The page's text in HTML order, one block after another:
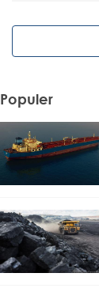
Populer